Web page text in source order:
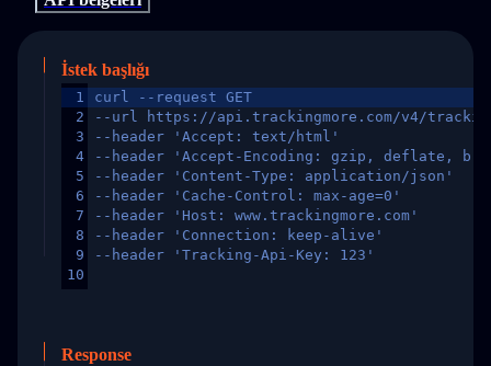
İstek başlığı
1
2
3
4
5
6
7
8
9
10
curl --request GET
--url https://api.trackingmore.com/v4/trackings/
--header 'Accept: text/html'
--header 'Accept-Encoding: gzip, deflate,
--header 'Content-Type: application/json'
--header 'Cache-Control: max-age=0'
--header 'Host: www.trackingmore.com'
--header 'Connection: keep-alive'
--header 'Tracking-Api-Key: 123'
Response